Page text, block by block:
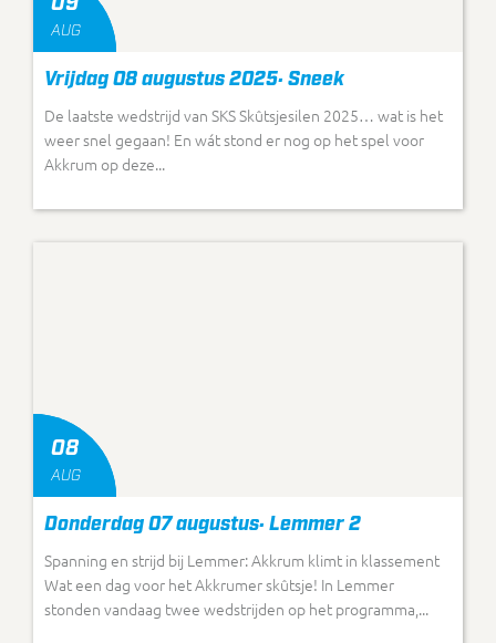
AUG
Vrijdag 08 augustus 2025: Sneek
De laatste wedstrijd van SKS Skûtsjesilen 2025… wat is het
weer snel gegaan! En wát stond er nog op het spel voor
Akkrum op deze...
08
AUG
Donderdag 07 augustus: Lemmer 2
Spanning en strijd bij Lemmer: Akkrum klimt in klassement
Wat een dag voor het Akkrumer skûtsje! In Lemmer
stonden vandaag twee wedstrijden op het programma,...